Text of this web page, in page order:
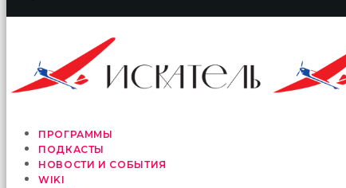
ПРОГРАММЫ
ПОДКАСТЫ
НОВОСТИ И СОБЫТИЯ
WIKI